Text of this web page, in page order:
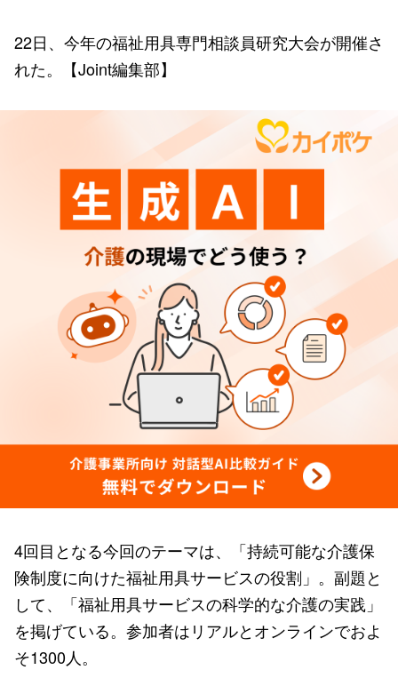
22日、今年の福祉用具専門相談員研究大会が開催さ
れた。【Joint編集部】
4回目となる今回のテーマは、「持続可能な介護保
険制度に向けた福祉用具サービスの役割」。副題と
して、「福祉用具サービスの科学的な介護の実践」
を掲げている。参加者はリアルとオンラインでおよ
そ1300人。